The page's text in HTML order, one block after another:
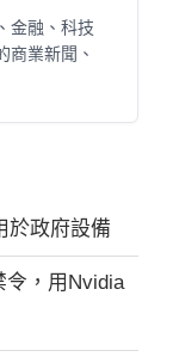
金融、科技
商業新聞、
於政府設備
令，用Nvidia